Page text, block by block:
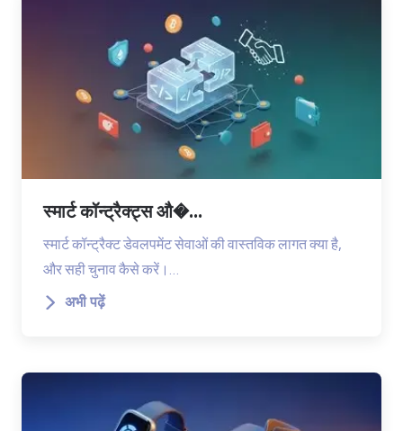
स्मार्ट कॉन्ट्रैक्ट्स औ�...
स्मार्ट कॉन्ट्रैक्ट डेवलपमेंट सेवाओं की वास्तविक लागत क्या है,
और सही चुनाव कैसे करें।…
अभी पढ़ें